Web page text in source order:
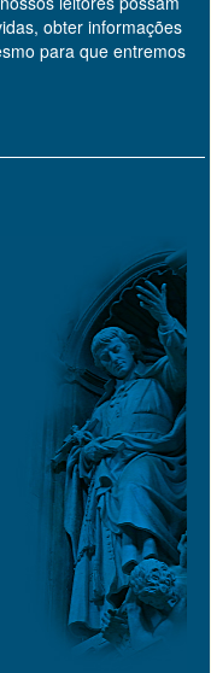
obter informações
para que entremos